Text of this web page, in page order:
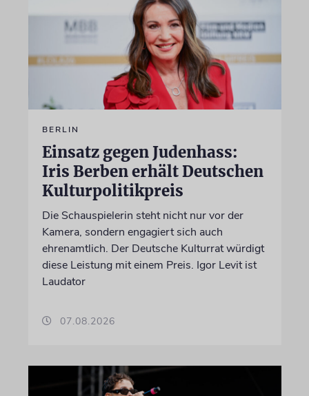
BERLIN
Einsatz gegen Judenhass:
Iris Berben erhält Deutschen
Kulturpolitikpreis
Die Schauspielerin steht nicht nur vor der
Kamera, sondern engagiert sich auch
ehrenamtlich. Der Deutsche Kulturrat würdigt
diese Leistung mit einem Preis. Igor Levit ist
Laudator
07.08.2026